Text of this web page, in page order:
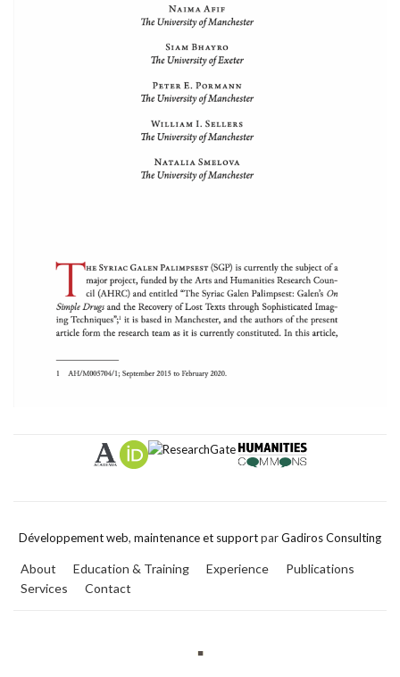
Développement web, maintenance et supportparGadiros Consulting
About Education & Training Experience
Publications
Services
Contact